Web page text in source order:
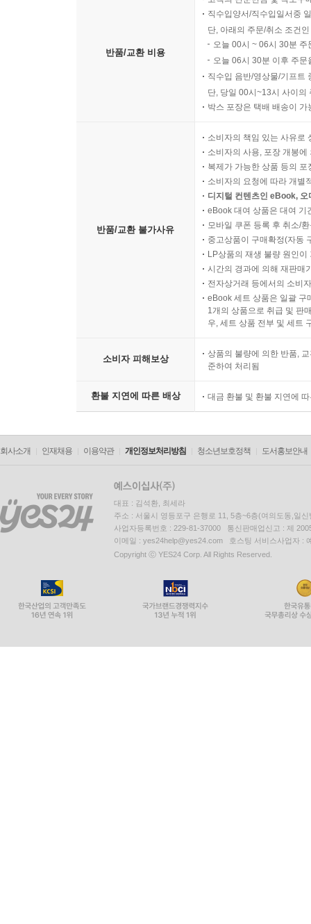
반품/교환 비용
직수입양서/직수입일서중
단, 아래의 주문/취소 조건
오늘 00시 ~ 06시 30분
오늘 06시 30분 이후 주
직수입 음반/영상물/기프트
단, 당일 00시~13시 사이의
박스 포장은 택배 배송이
반품/교환 불가사유
소비자의 책임 있는 사유로
소비자의 사용, 포장 개봉
복제가 가능한 상품 등의
소비자의 요청에 따라 개별
디지털 컨텐츠인 eBook,
eBook 대여 상품은 대여 기
모바일 쿠폰 등록 후 취소/
중고상품이 구매확정(자동
LP상품의 재생 불량 원인
시간의 경과에 의해 재판매
전자상거래 등에서의 소비
eBook 세트 상품은 일괄 구
1개의 상품으로 취급 및 판
우, 세트 상품 전부 및 세트
소비자 피해보상
상품의 불량에 의한 반품,
준하여 처리됨
환불 지연에 따른 배상 대금 환불 및 환불 지연에
회사소개 인재채용 이용약관 개인정보처리방침 청소년보호정책 도서홍보안내
대표 : 김석환, 최세라
주소 : 서울시 영등포구 은행로 11, 5층~6층(여의도동,일신
사업자등록번호 : 229-81-37000 통신판매업신고 : 제
이메일 : yes24help@yes24.com 호스팅 서비스사업자 :
Copyright ⓒ YES24 Corp. All Rights Reserved.